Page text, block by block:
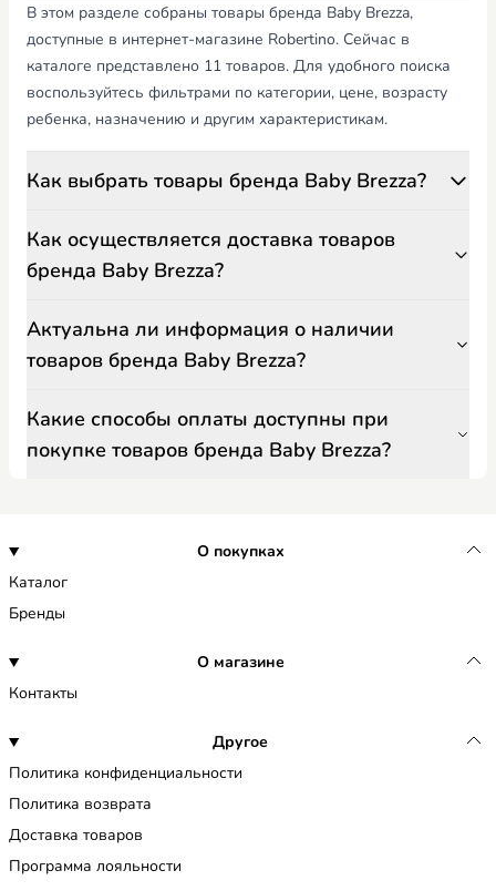
В этом разделе собраны товары бренда Baby Brezza,
доступные в интернет-магазине Robertino. Сейчас в
каталоге представлено 11 товаров. Для удобного поиска
воспользуйтесь фильтрами по категории, цене, возрасту
ребенка, назначению и другим характеристикам.
Как выбрать товары бренда Baby Brezza?
Как осуществляется доставка товаров
бренда Baby Brezza?
Актуальна ли информация о наличии
товаров бренда Baby Brezza?
Какие способы оплаты доступны при
покупке товаров бренда Baby Brezza?
О покупках
Каталог
Бренды
О магазине
Контакты
Другое
Политика конфиденциальности
Политика возврата
Доставка товаров
Программа лояльности